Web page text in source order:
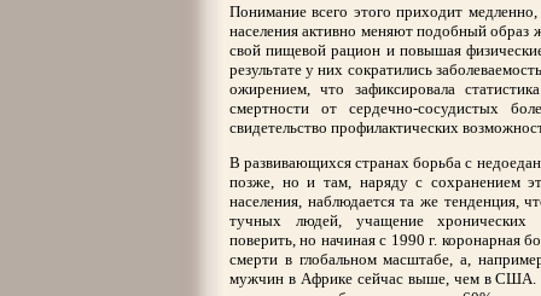
Понимание всего этого приходит
населения активно меняют подобный образ
свой пищевой рацион и повышая
результате у них сократились
ожирением, что зафиксировала
смертности от сердечно-сосудистых
свидетельство профилактических
В развивающихся странах борьба с
позже, но и там, наряду с сохранением
населения, наблюдается та же тенденция,
тучных людей, учащение хронических
поверить, но начиная с 1990 г. коронарная
смерти в глобальном масштабе, а,
мужчин в Африке сейчас выше, чем в США.